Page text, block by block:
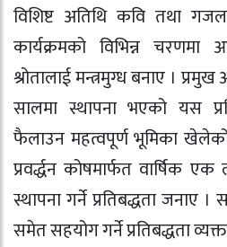
विशिष्ट अतिथि कवि तथा
कार्यक्रमको विभिन्न चरणमा
श्रोतालाई मन्त्रमुग्ध बनाए ।
सालमा स्थापना भएको यस
फैलाउन महत्वपूर्ण भूमिका
प्रवर्द्धन कोषमार्फत वार्षिक
स्थापना गर्ने प्रतिबद्धता जनाए
समेत सहयोग गर्ने प्रतिबद्धता